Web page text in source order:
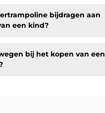
bijdragen aan
een kind?
bij het kopen van een